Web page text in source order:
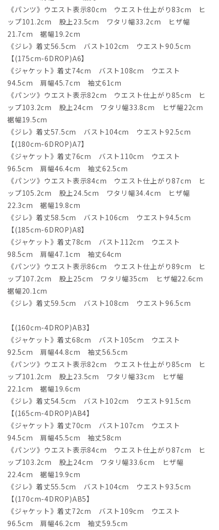
《パンツ》ウエスト表示80cm ウエスト仕上がり83cm ヒ
ップ101.2cm 股上23.5cm ワタリ幅33.2cm ヒザ幅
21.7cm 裾幅19.2cm
《ジレ》着丈56.5cm バスト102cm ウエスト90.5cm
【(175cm-6DROP)A6】
《ジャケット》着丈74cm バスト108cm ウエスト
94.5cm 肩幅45.7cm 袖丈61cm
《パンツ》ウエスト表示82cm ウエスト仕上がり85cm ヒ
ップ103.2cm 股上24cm ワタリ幅33.8cm ヒザ幅22cm
裾幅19.5cm
《ジレ》着丈57.5cm バスト104cm ウエスト92.5cm
【(180cm-6DROP)A7】
《ジャケット》着丈76cm バスト110cm ウエスト
96.5cm 肩幅46.4cm 袖丈62.5cm
《パンツ》ウエスト表示84cm ウエスト仕上がり87cm ヒ
ップ105.2cm 股上24.5cm ワタリ幅34.4cm ヒザ幅
22.3cm 裾幅19.8cm
《ジレ》着丈58.5cm バスト106cm ウエスト94.5cm
【(185cm-6DROP)A8】
《ジャケット》着丈78cm バスト112cm ウエスト
98.5cm 肩幅47.1cm 袖丈64cm
《パンツ》ウエスト表示86cm ウエスト仕上がり89cm ヒ
ップ107.2cm 股上25cm ワタリ幅35cm ヒザ幅22.6cm
裾幅20.1cm
《ジレ》着丈59.5cm バスト108cm ウエスト96.5cm
【(160cm-4DROP)AB3】
《ジャケット》着丈68cm バスト105cm ウエスト
92.5cm 肩幅44.8cm 袖丈56.5cm
《パンツ》ウエスト表示82cm ウエスト仕上がり85cm ヒ
ップ101.2cm 股上23.5cm ワタリ幅33cm ヒザ幅
22.1cm 裾幅19.6cm
《ジレ》着丈54.5cm バスト102cm ウエスト91.5cm
【(165cm-4DROP)AB4】
《ジャケット》着丈70cm バスト107cm ウエスト
94.5cm 肩幅45.5cm 袖丈58cm
《パンツ》ウエスト表示84cm ウエスト仕上がり87cm ヒ
ップ103.2cm 股上24cm ワタリ幅33.6cm ヒザ幅
22.4cm 裾幅19.9cm
《ジレ》着丈55.5cm バスト104cm ウエスト93.5cm
【(170cm-4DROP)AB5】
《ジャケット》着丈72cm バスト109cm ウエスト
96.5cm 肩幅46.2cm 袖丈59.5cm